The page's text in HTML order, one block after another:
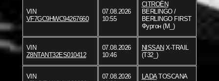
VIN
VF7GC9HWC94267660
07.08.2026
10:55
CITROËN
BERLINGO /
BERLINGO FIRST
Фургон (M_)
VIN
Z8NTANT32ES010412
07.08.2026
10:46
NISSAN X-TRAIL
(T32_)
VIN
07.08.2026
LADATOSCANA